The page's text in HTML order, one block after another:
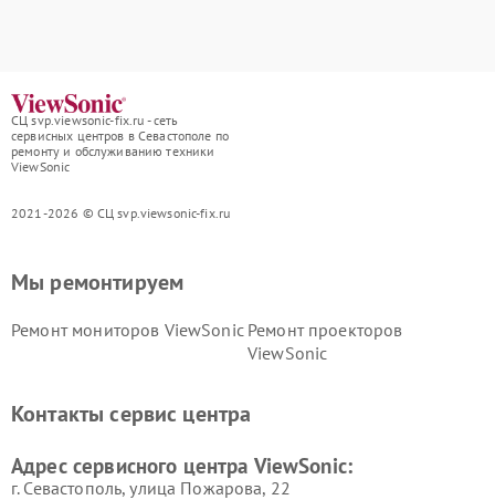
СЦ svp.viewsonic-fix.ru - сеть
сервисных центров в Севастополе по
ремонту и обслуживанию техники
ViewSonic
2021-2026 © СЦ svp.viewsonic-fix.ru
Мы ремонтируем
Ремонт мониторов ViewSonic Ремонт проекторов
ViewSonic
Контакты сервис центра
Адрес сервисного центра ViewSonic:
г. Севастополь, улица Пожарова, 22